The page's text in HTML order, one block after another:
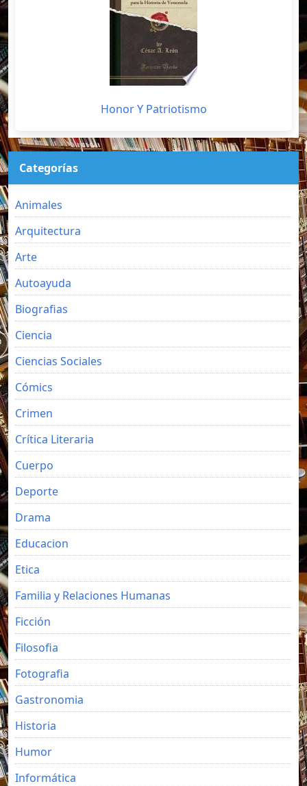
Honor Y Patriotismo
Categorías
Animales
Arquitectura
Arte
Autoayuda
Biografias
Ciencia
Ciencias Sociales
Cómics
Crimen
Crítica Literaria
Cuerpo
Deporte
Drama
Educacion
Etica
Familia y Relaciones Humanas
Ficción
Filosofia
Fotografia
Gastronomia
Historia
Humor
Informática